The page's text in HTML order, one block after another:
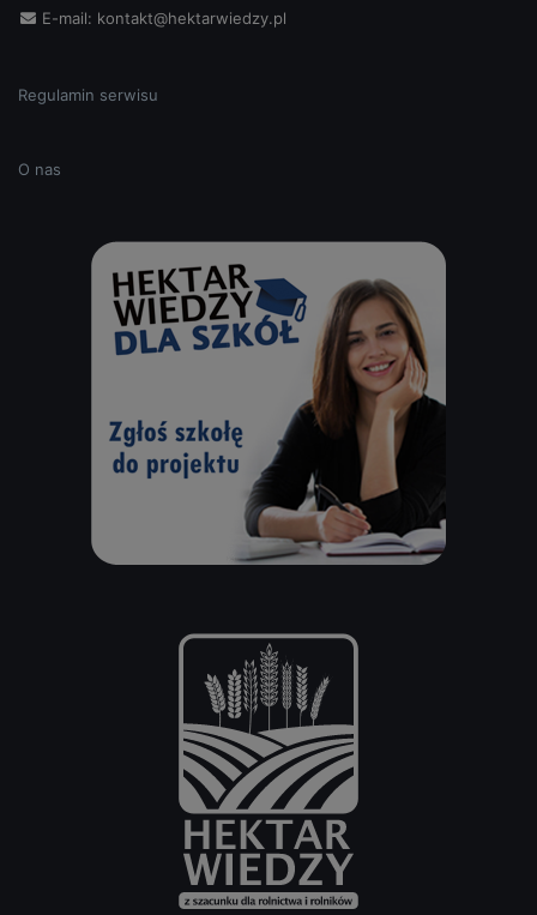
E-mail: kontakt@hektarwiedzy.pl
Regulamin serwisu
O nas